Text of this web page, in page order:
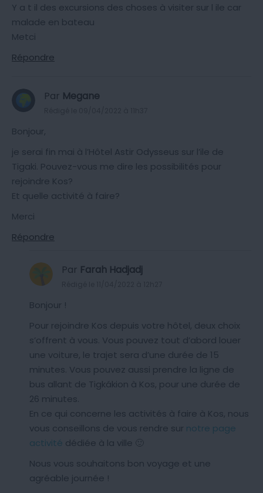
Y a t il des excursions des choses à visiter sur l ile car
malade en bateau
Metci
Répondre
Par Megane
Bonjour,
je serai fin mai à l’Hôtel Astir Odysseus sur l’ile de
Tigaki. Pouvez-vous me dire les possibilités pour
rejoindre Kos?
Et quelle activité à faire?
Merci
Répondre
Par Farah Hadjadj
Bonjour !
Pour rejoindre Kos depuis votre hôtel, deux choix
s’offrent à vous. Vous pouvez tout d’abord louer
une voiture, le trajet sera d’une durée de 15
minutes. Vous pouvez aussi prendre la ligne de
bus allant de Tigkákion à Kos, pour une durée de
26 minutes.
En ce qui concerne les activités à faire à Kos, nous
vous conseillons de vous rendre sur notre page
activité dédiée à la ville 🙂
Nous vous souhaitons bon voyage et une
agréable journée !